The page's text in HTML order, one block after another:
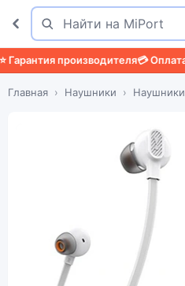
Поиск
Найти
производителя💳 Оплата
Главная Наушники Наушники